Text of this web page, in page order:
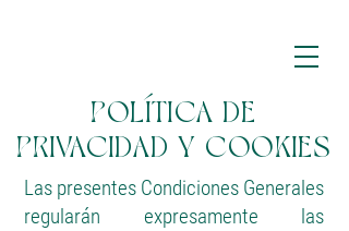
POLÍTICA DE
PRIVACIDAD Y COOKIES
Las presentes Condiciones Generales
regularán expresamente las